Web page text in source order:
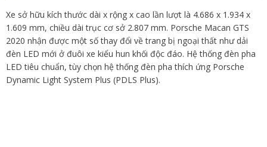
Xe sở hữu kích thước dài x rộng x cao lần lượt là 4.686 x 1.934 x
1.609 mm, chiều dài trục cơ sở 2.807 mm. Porsche Macan GTS
2020 nhận được một số thay đổi về trang bị ngoại thất như dải
đèn LED mới ở đuôi xe kiểu hun khối độc đáo. Hệ thống đèn pha
LED tiêu chuẩn, tùy chọn hệ thống đèn pha thích ứng Porsche
Dynamic Light System Plus (PDLS Plus).